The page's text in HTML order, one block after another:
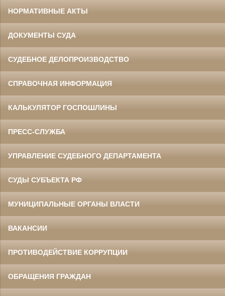
НОРМАТИВНЫЕ АКТЫ
ДОКУМЕНТЫ СУДА
СУДЕБНОЕ ДЕЛОПРОИЗВОДСТВО
СПРАВОЧНАЯ ИНФОРМАЦИЯ
КАЛЬКУЛЯТОР ГОСПОШЛИНЫ
ПРЕСС-СЛУЖБА
УПРАВЛЕНИЕ СУДЕБНОГО ДЕПАРТАМЕНТА
СУДЫ СУБЪЕКТА РФ
МУНИЦИПАЛЬНЫЕ ОРГАНЫ ВЛАСТИ
ВАКАНСИИ
ПРОТИВОДЕЙСТВИЕ КОРРУПЦИИ
ОБРАЩЕНИЯ ГРАЖДАН